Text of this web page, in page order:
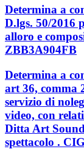
Determina a
D.lgs. 50/2016
alloro e
ZBB3A904FB
Determina a
art 36, comma
servizio di
video, con
Ditta Art
spettacolo .